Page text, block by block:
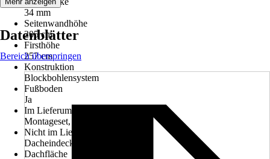
34 mm
Seitenwandhöhe
205 cm
Firsthöhe
257 cm
Konstruktion
Blockbohlensystem
Fußboden
Ja
Im Lieferumfang enthalten
Montageset, Fussboden
Nicht im Lieferumfang enthalten
Dacheindeckung, Regenrinnen
Dachfläche
Datenblätter
Bereich überspringen